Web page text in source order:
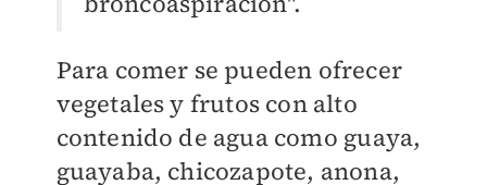
Para comer se pueden ofrecer
vegetales y frutos con alto
contenido de agua como guaya,
guayaba, chicozapote, anona,